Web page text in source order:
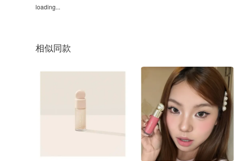
loading...
相似同款